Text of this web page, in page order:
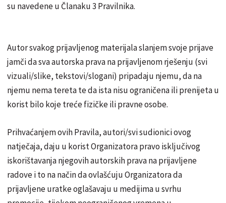
su navedene u Članaku 3 Pravilnika.
Autor svakog prijavljenog materijala slanjem svoje prijave
jamči da sva autorska prava na prijavljenom rješenju (svi
vizuali/slike, tekstovi/slogani) pripadaju njemu, da na
njemu nema tereta te da ista nisu ograničena ili prenijeta u
korist bilo koje treće fizičke ili pravne osobe.
Prihvaćanjem ovih Pravila, autori/svi sudionici ovog
natječaja, daju u korist Organizatora pravo isključivog
iskorištavanja njegovih autorskih prava na prijavljene
radove i to na način da ovlašćuju Organizatora da
prijavljene uratke oglašavaju u medijima u svrhu